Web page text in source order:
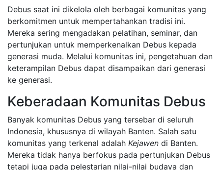
Debus saat ini dikelola oleh berbagai komunitas yang
berkomitmen untuk mempertahankan tradisi ini.
Mereka sering mengadakan pelatihan, seminar, dan
pertunjukan untuk memperkenalkan Debus kepada
generasi muda. Melalui komunitas ini, pengetahuan dan
keterampilan Debus dapat disampaikan dari generasi
ke generasi.
Keberadaan Komunitas Debus
Banyak komunitas Debus yang tersebar di seluruh
Indonesia, khususnya di wilayah Banten. Salah satu
komunitas yang terkenal adalah Kejawen di Banten.
Mereka tidak hanya berfokus pada pertunjukan Debus
tetapi juga pada pelestarian nilai-nilai budaya dan